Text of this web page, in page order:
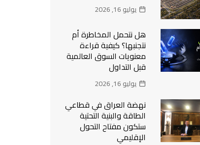
يوليو 16, 2026
هل نتحمل المخاطرة أم
نتجنبها؟ كيفية قراءة
معنويات السوق العالمية
قبل التداول
يوليو 16, 2026
نهضة العراق في قطاعي
الطاقة والبنية التحتية
ستكون مفتاح التحول
الإقليمي